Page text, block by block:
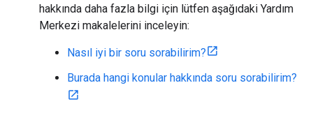
hakkında daha fazla bilgi için lütfen aşağıdaki Yardım
Merkezi makalelerini inceleyin:
Nasıl iyi bir soru sorabilirim?
Burada hangi konular hakkında soru sorabilirim?